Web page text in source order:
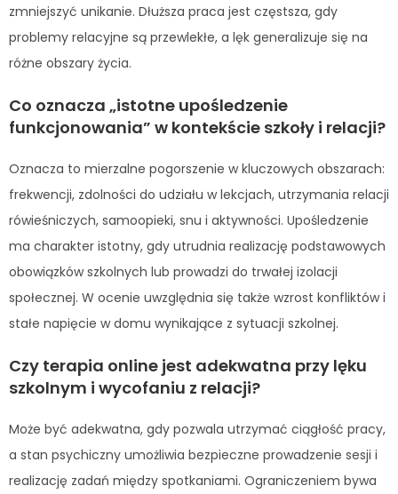
zmniejszyć unikanie. Dłuższa praca jest częstsza, gdy
problemy relacyjne są przewlekłe, a lęk generalizuje się na
różne obszary życia.
Co oznacza „istotne upośledzenie
funkcjonowania” w kontekście szkoły i relacji?
Oznacza to mierzalne pogorszenie w kluczowych obszarach:
frekwencji, zdolności do udziału w lekcjach, utrzymania relacji
rówieśniczych, samoopieki, snu i aktywności. Upośledzenie
ma charakter istotny, gdy utrudnia realizację podstawowych
obowiązków szkolnych lub prowadzi do trwałej izolacji
społecznej. W ocenie uwzględnia się także wzrost konfliktów i
stałe napięcie w domu wynikające z sytuacji szkolnej.
Czy terapia online jest adekwatna przy lęku
szkolnym i wycofaniu z relacji?
Może być adekwatna, gdy pozwala utrzymać ciągłość pracy,
a stan psychiczny umożliwia bezpieczne prowadzenie sesji i
realizację zadań między spotkaniami. Ograniczeniem bywa